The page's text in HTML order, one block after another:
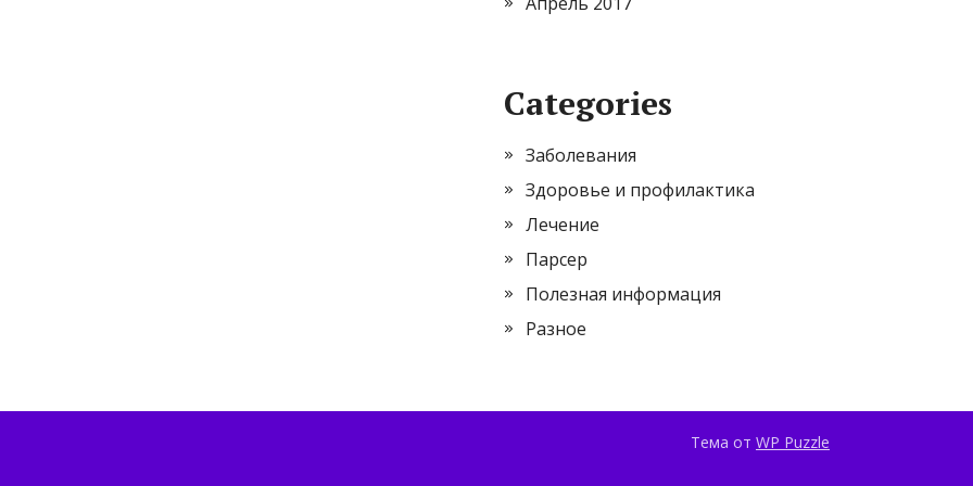
Categories
Заболевания
Здоровье и профилактика
Лечение
Парсер
Полезная информация
Разное
Тема от WP Puzzle